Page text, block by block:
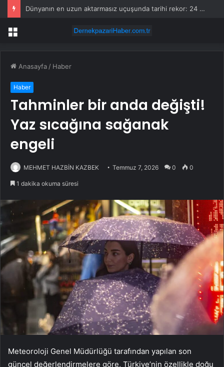
Dünyanın en uzun aktarmasız uçuşunda tarihi rekor: 24 saatten fazla havada kaldılar
Menü
Anasayfa / Haber
Haber
Tahminler bir anda değişti!
Yaz sıcağına sağanak
engeli
MEHMET HAZBİN KAZBEK Temmuz 7, 2026 0 0
1 dakika okuma süresi
Meteoroloji Genel Müdürlüğü tarafından yapılan son
güncel değerlendirmelere göre, Türkiye’nin özellikle doğu